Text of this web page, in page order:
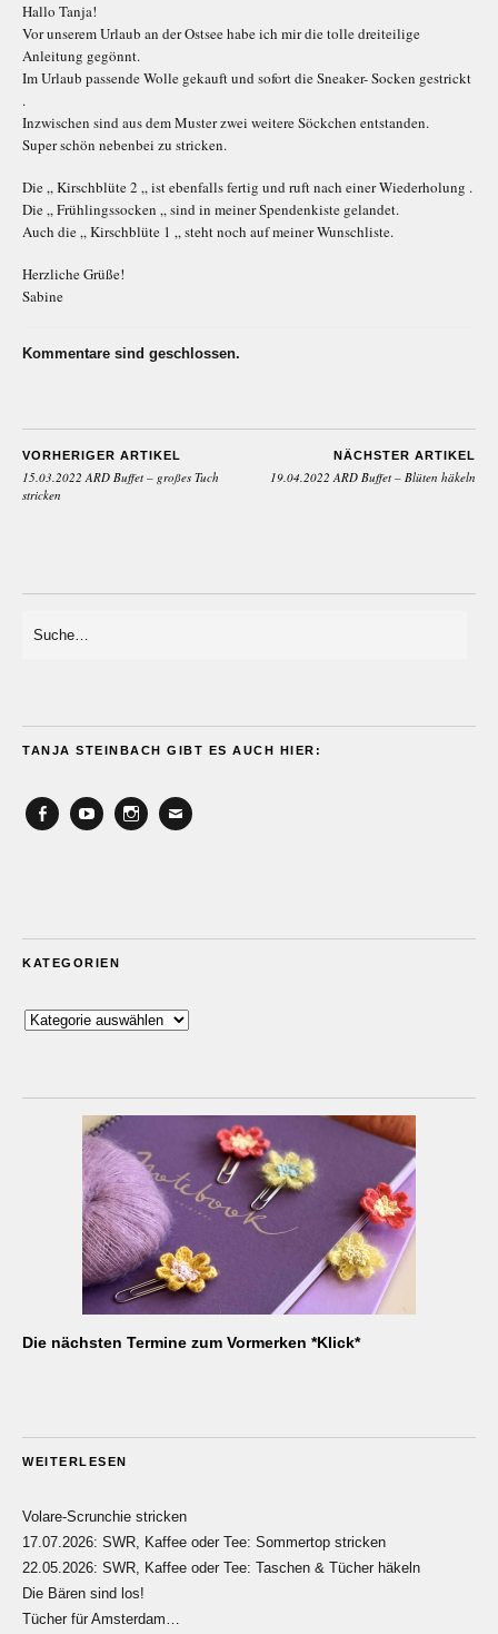
Hallo Tanja!
Vor unserem Urlaub an der Ostsee habe ich mir die tolle dreiteilige
Anleitung gegönnt.
Im Urlaub passende Wolle gekauft und sofort die Sneaker- Socken gestrickt
.
Inzwischen sind aus dem Muster zwei weitere Söckchen entstanden.
Super schön nebenbei zu stricken.
Die „ Kirschblüte 2 „ ist ebenfalls fertig und ruft nach einer Wiederholung .
Die „ Frühlingssocken „ sind in meiner Spendenkiste gelandet.
Auch die „ Kirschblüte 1 „ steht noch auf meiner Wunschliste.
Herzliche Grüße!
Sabine
Kommentare sind geschlossen.
VORHERIGER ARTIKEL
15.03.2022 ARD Buffet – großes Tuch
stricken
NÄCHSTER ARTIKEL
19.04.2022 ARD Buffet – Blüten häkeln
TANJA STEINBACH GIBT ES AUCH HIER:
KATEGORIEN
Kategorien
Die nächsten Termine zum Vormerken *Klick*
WEITERLESEN
Volare-Scrunchie stricken
17.07.2026: SWR, Kaffee oder Tee: Sommertop stricken
22.05.2026: SWR, Kaffee oder Tee: Taschen & Tücher häkeln
Die Bären sind los!
Tücher für Amsterdam…